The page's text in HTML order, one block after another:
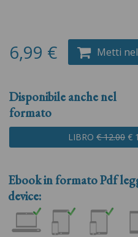
6,99 € Metti
Disponibile anche nel
formato
LIBRO € 12.00 €
Ebook in formatoPdf
device: